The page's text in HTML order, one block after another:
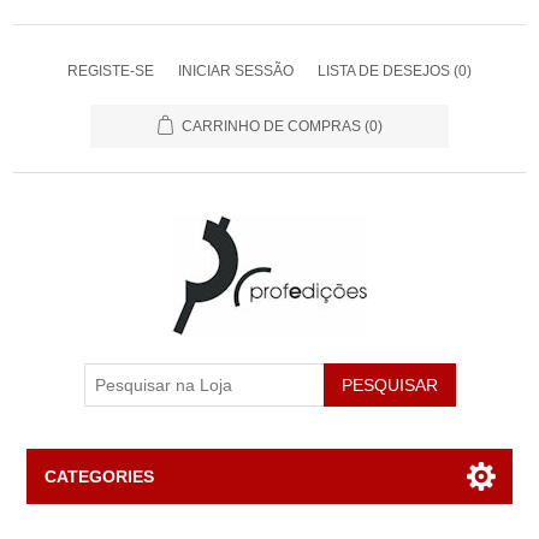
REGISTE-SE INICIAR SESSÃO LISTA DE DESEJOS (0)
CARRINHO DE COMPRAS (0)
PESQUISAR
CATEGORIES